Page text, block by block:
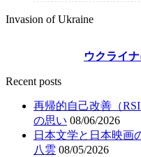
Invasion of Ukraine
ウクライ
Recent posts
再帰的自己改善（
の思い 08/06/2026
日本文学と日本映画
八雲 08/05/2026